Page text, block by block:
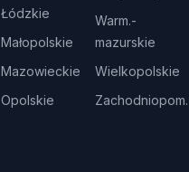
Łódzkie
Małopolskie
Mazowieckie
Opolskie
Warm.-
mazurskie
Wielkopolskie
Zachodniopom.